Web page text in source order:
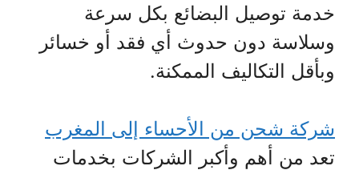
خدمة توصيل البضائع بكل سرعة
وسلاسة دون حدوث أي فقد أو خسائر
وبأقل التكاليف الممكنة.
شركة شحن من الأحساء إلى المغرب
تعد من أهم وأكبر الشركات بخدمات